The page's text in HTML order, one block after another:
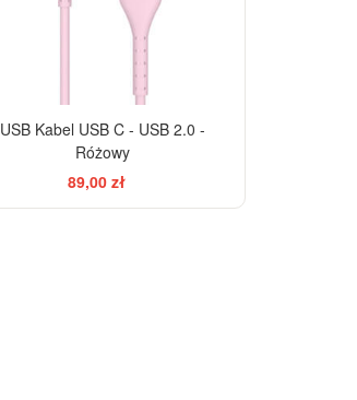
USB Kabel USB C - USB 2.0 -
Różowy
89,00 zł